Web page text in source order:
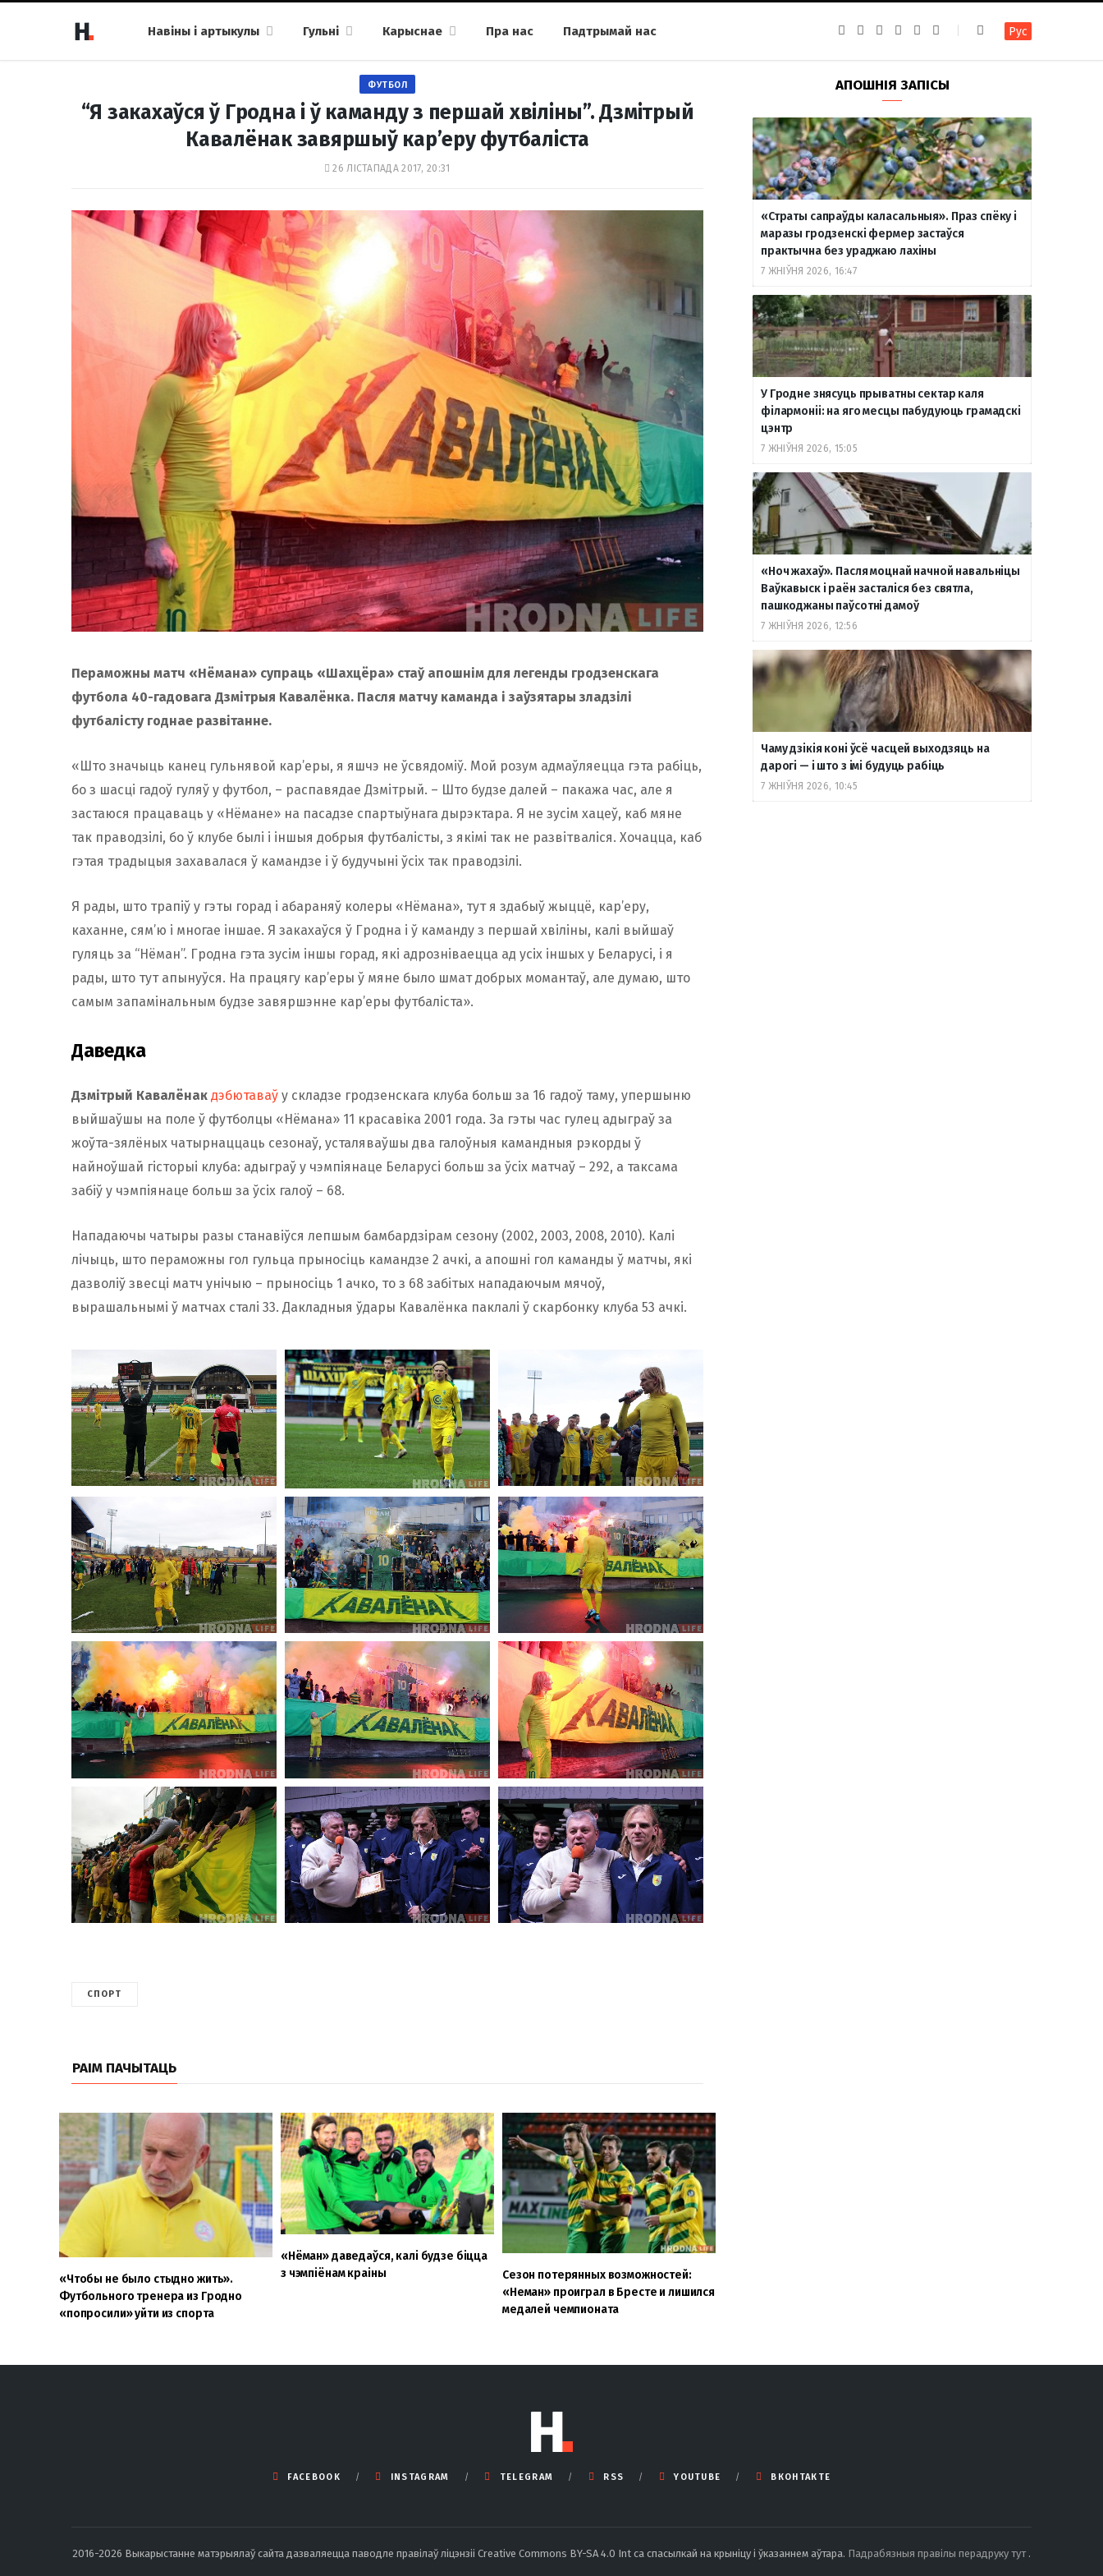
Навіны і артыкулы Гульні Карыснае Пра нас Падтрымай нас
b
o
k
a
g
a
m
g
r
a
m
u
b
т
а
т
е
Рус
ФУТБОЛ
“Я закахаўся ў Гродна і ў каманду з першай хвіліны”. Дзмітрый
Кавалёнак завяршыў кар’еру футбаліста
26 ЛІСТАПАДА 2017, 20:31
Пераможны матч «Нёмана» супраць «Шахцёра» стаў апошнім для легенды гродзенскага
футбола 40-гадовага Дзмітрыя Кавалёнка. Пасля матчу каманда і заўзятары зладзілі
футбалісту годнае развітанне.
«Што значыць канец гульнявой кар’еры, я яшчэ не ўсвядоміў. Мой розум адмаўляецца гэта рабіць,
бо з шасці гадоў гуляў у футбол, – распавядае Дзмітрый. – Што будзе далей – пакажа час, але я
застаюся працаваць у «Нёмане» на пасадзе спартыўнага дырэктара. Я не зусім хацеў, каб мяне
так праводзілі, бо ў клубе былі і іншыя добрыя футбалісты, з якімі так не развітваліся. Хочацца, каб
гэтая традыцыя захавалася ў камандзе і ў будучыні ўсіх так праводзілі.
Я рады, што трапіў у гэты горад і абараняў колеры «Нёмана», тут я здабыў жыццё, кар’еру,
каханне, сям’ю і многае іншае. Я закахаўся ў Гродна і ў каманду з першай хвіліны, калі выйшаў
гуляць за “Нёман”. Гродна гэта зусім іншы горад, які адрозніваецца ад усіх іншых у Беларусі, і я
рады, што тут апынуўся. На працягу кар’еры ў мяне было шмат добрых момантаў, але думаю, што
самым запамінальным будзе завяршэнне кар’еры футбаліста».
Даведка
Дзмітрый Кавалёнак дэбютаваў у складзе гродзенскага клуба больш за 16 гадоў таму, упершыню
выйшаўшы на поле ў футболцы «Нёмана» 11 красавіка 2001 года. За гэты час гулец адыграў за
жоўта-зялёных чатырнаццаць сезонаў, усталяваўшы два галоўныя камандныя рэкорды ў
найноўшай гісторыі клуба: адыграў у чэмпіянаце Беларусі больш за ўсіх матчаў – 292, а таксама
забіў у чэмпіянаце больш за ўсіх галоў – 68.
Нападаючы чатыры разы станавіўся лепшым бамбардзірам сезону (2002, 2003, 2008, 2010). Калі
лічыць, што пераможны гол гульца прыносіць камандзе 2 ачкі, а апошні гол каманды ў матчы, які
дазволіў звесці матч унічыю – прыносіць 1 ачко, то з 68 забітых нападаючым мячоў,
вырашальнымі ў матчах сталі 33. Дакладныя ўдары Кавалёнка паклалі ў скарбонку клуба 53 ачкі.
СПОРТ
РАІМ ПАЧЫТАЦЬ
«Чтобы не было стыдно жить».
Футбольного тренера из Гродно
«попросили» уйти из спорта
«Нёман» даведаўся, калі будзе біцца
з чэмпіёнам краіны
Сезон потерянных возможностей:
«Неман» проиграл в Бресте и лишился
медалей чемпионата
АПОШНІЯ ЗАПІСЫ
«Страты сапраўды каласальныя». Праз спёку і
маразы гродзенскі фермер застаўся
практычна без ураджаю лахіны
7 ЖНІЎНЯ 2026, 16:47
У Гродне знясуць прыватны сектар каля
філармоніі: на яго месцы пабудуюць грамадскі
цэнтр
7 ЖНІЎНЯ 2026, 15:05
«Ноч жахаў». Пасля моцнай начной навальніцы
Ваўкавыск і раён засталіся без святла,
пашкоджаны паўсотні дамоў
7 ЖНІЎНЯ 2026, 12:56
Чаму дзікія коні ўсё часцей выходзяць на
дарогі — і што з імі будуць рабіць
7 ЖНІЎНЯ 2026, 10:45
FACEBOOK INSTAGRAM TELEGRAM RSS YOUTUBE ВКОНТАКТЕ
2016-2026 Выкарыстанне матэрыялаў сайта дазваляецца паводле правілаў ліцэнзіі Creative Commons BY-SA 4.0 Int са спасылкай на крыніцу і ўказаннем аўтара. Падрабязныя правілы перадруку тут .